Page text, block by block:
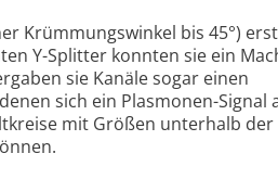
Krümmungswinkel bis 45°)
Y-Splitter konnten sie ein
sie Kanäle sogar einen
sich ein Plasmonen-Signal
mit Größen unterhalb der